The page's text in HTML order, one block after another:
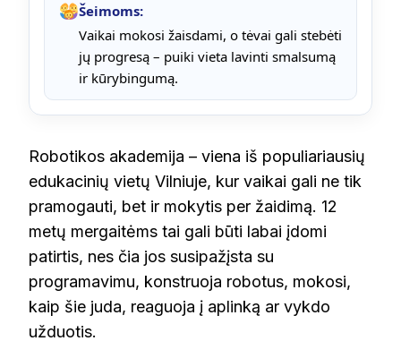
Šeimoms:
Vaikai mokosi žaisdami, o tėvai gali stebėti
jų progresą – puiki vieta lavinti smalsumą
ir kūrybingumą.
Robotikos akademija – viena iš populiariausių
edukacinių vietų Vilniuje, kur vaikai gali ne tik
pramogauti, bet ir mokytis per žaidimą. 12
metų mergaitėms tai gali būti labai įdomi
patirtis, nes čia jos susipažįsta su
programavimu, konstruoja robotus, mokosi,
kaip šie juda, reaguoja į aplinką ar vykdo
užduotis.